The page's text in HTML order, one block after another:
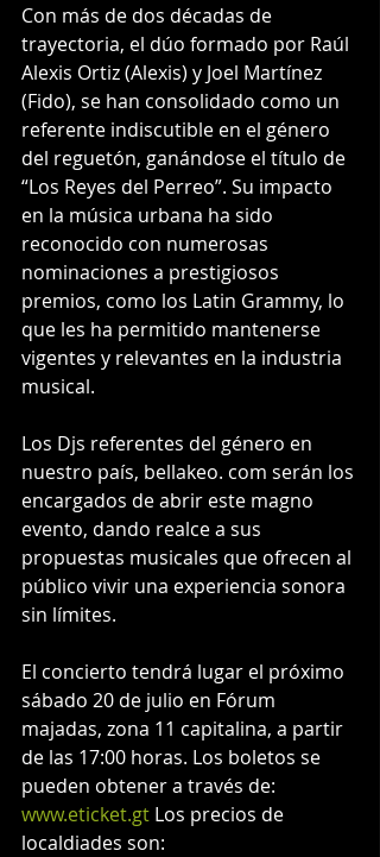
Con más de dos décadas de
trayectoria, el dúo formado por Raúl
Alexis Ortiz (Alexis) y Joel Martínez
(Fido), se han consolidado como un
referente indiscutible en el género
del reguetón, ganándose el título de
“Los Reyes del Perreo”. Su impacto
en la música urbana ha sido
reconocido con numerosas
nominaciones a prestigiosos
premios, como los Latin Grammy, lo
que les ha permitido mantenerse
vigentes y relevantes en la industria
musical.
Los Djs referentes del género en
nuestro país, bellakeo. com serán los
encargados de abrir este magno
evento, dando realce a sus
propuestas musicales que ofrecen al
público vivir una experiencia sonora
sin límites.
El concierto tendrá lugar el próximo
sábado 20 de julio en Fórum
majadas, zona 11 capitalina, a partir
de las 17:00 horas. Los boletos se
pueden obtener a través de:
www.eticket.gt Los precios de
localdiades son: